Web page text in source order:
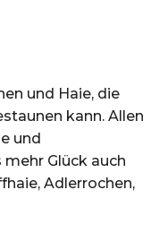
und Haie, die
kann. Allen
und
Glück auch
Adlerrochen,